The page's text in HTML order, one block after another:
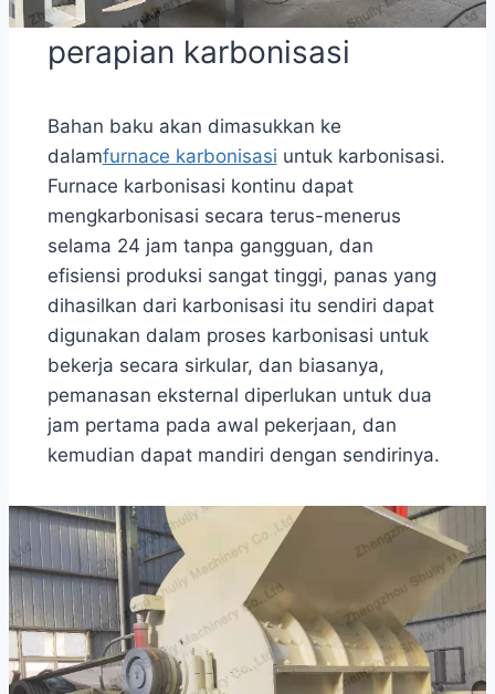
perapian karbonisasi
Bahan baku akan dimasukkan ke
dalamfurnace karbonisasi untuk karbonisasi.
Furnace karbonisasi kontinu dapat
mengkarbonisasi secara terus-menerus
selama 24 jam tanpa gangguan, dan
efisiensi produksi sangat tinggi, panas yang
dihasilkan dari karbonisasi itu sendiri dapat
digunakan dalam proses karbonisasi untuk
bekerja secara sirkular, dan biasanya,
pemanasan eksternal diperlukan untuk dua
jam pertama pada awal pekerjaan, dan
kemudian dapat mandiri dengan sendirinya.